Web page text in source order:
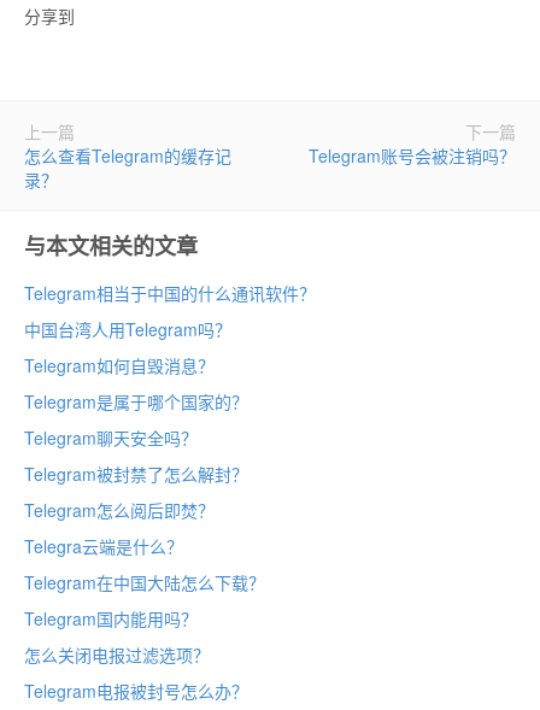
分享到
上一篇
怎么查看Telegram的缓存记
录？
下一篇
Telegram账号会被注销吗？
与本文相关的文章
Telegram相当于中国的什么通讯软件？
中国台湾人用Telegram吗？
Telegram如何自毁消息？
Telegram是属于哪个国家的？
Telegram聊天安全吗？
Telegram被封禁了怎么解封？
Telegram怎么阅后即焚？
Telegra云端是什么？
Telegram在中国大陆怎么下载？
Telegram国内能用吗？
怎么关闭电报过滤选项？
Telegram电报被封号怎么办？